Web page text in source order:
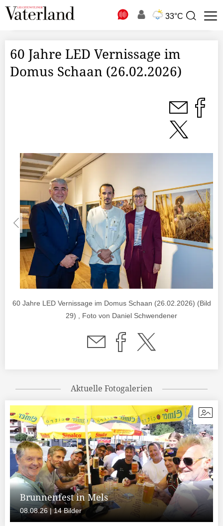
33°C
Suchbegriff
60 Jahre LED Vernissage im
Domus Schaan (26.02.2026)
60 Jahre LED Vernissage im Domus Schaan (26.02.2026) (Bild 1
29) , Foto von Daniel Schwendener
Aktuelle Fotogalerien
Brunnenfest in Mels
08.08.26 | 14 Bilder